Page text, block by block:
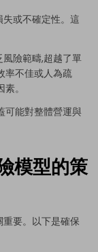
或不確定性。這
險範疇,超越了單
率不佳或人為疏
。
可能對整體營運與
模型的策
要。以下是確保